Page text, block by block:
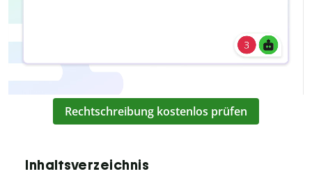
Rechtschreibung kostenlos prüfen
Inhaltsverzeichnis